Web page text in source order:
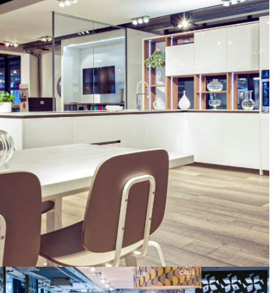
CUCINE
MAISTRI, VENETA CUCINE, LUIGI GALVAN CUCINE, LUBE